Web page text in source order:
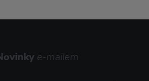
e-mailem